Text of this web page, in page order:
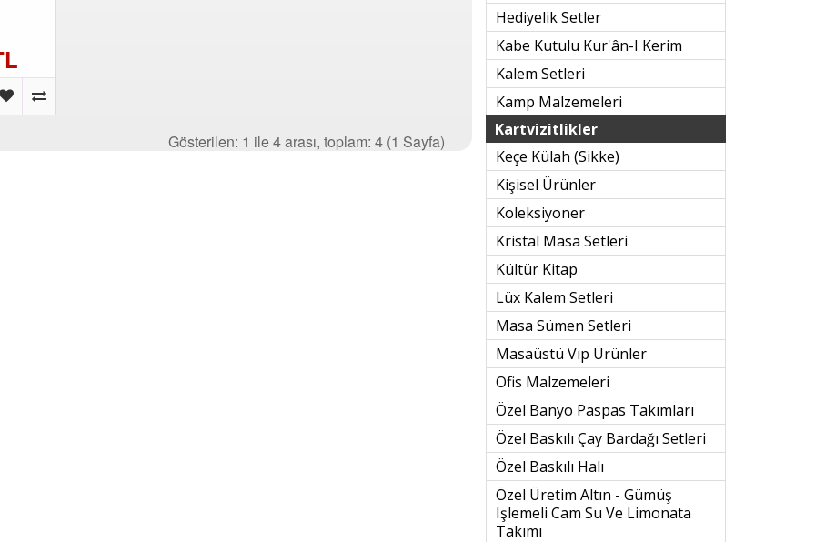
Gösterilen: 1 ile 4 arası, toplam: 4 (1 Sayfa)
Hediyelik Setler
Kabe Kutulu Kur'ân-I Kerim
Kalem Setleri
Kamp Malzemeleri
Kartvizitlikler
Keçe Külah (sikke)
Kişisel Ürünler
Koleksiyoner
Kristal Masa Setleri
Kültür Kitap
Lüx Kalem Setleri
Masa Sümen Setleri
Masaüstü Vıp Ürünler
Ofis Malzemeleri
Özel Banyo Paspas Takımları
Özel Baskılı Çay Bardağı Setleri
Özel Baskılı Halı
Özel Üretim Altın - Gümüş
Işlemeli Cam Su Ve Limonata
Takımı